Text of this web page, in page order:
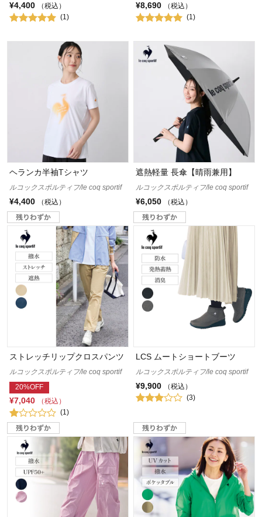
¥4,400
（税込）
(1)
¥8,690
（税込）
(1)
ヘランカ半袖Tシャツ
ルコックスポルティフ/le coq sportif
¥4,400 （税込）
遮熱軽量 長傘【晴雨兼用】
ルコックスポルティフ/le coq sportif
¥6,050 （税込）
ストレッチリップクロスパンツ
ルコックスポルティフ/le coq sportif
20%OFF
¥7,040
（税込）
(1)
LCS ムートショートブーツ
ルコックスポルティフ/le coq sportif
¥9,900
（税込）
(3)